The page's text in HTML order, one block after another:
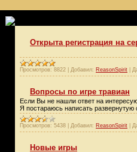
Открыта регистрация на
Просмотров: 8822 Добавил: ReasonSpirit
Вопросы по игре травиан
Если Вы не нашли ответ на
Я постараюсь написать
Просмотров: 5438 Добавил: ReasonSpirit
Новые игры